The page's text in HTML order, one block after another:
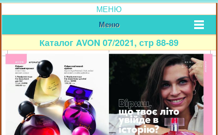
МЕНЮ
Меню
Каталог AVON 07/2021, стр 88-89